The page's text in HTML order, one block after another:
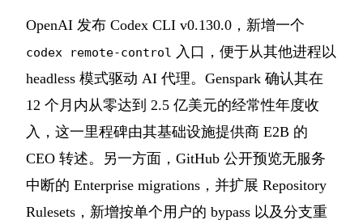
OpenAI 发布 Codex CLI v0.130.0，新增一个
codex remote-control 入口，便于从其他进程以
headless 模式驱动 AI 代理。Genspark 确认其在
12 个月内从零达到 2.5 亿美元的经常性年度收
入，这一里程碑由其基础设施提供商 E2B 的
CEO 转述。另一方面，GitHub 公开预览无服务
中断的 Enterprise migrations，并扩展 Repository
Rulesets，新增按单个用户的 bypass 以及分支重